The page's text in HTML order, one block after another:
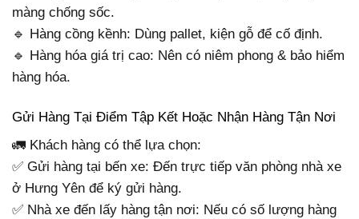
màng chống sốc.
🔹 Hàng cồng kềnh: Dùng pallet, kiện gỗ để cố định.
🔹 Hàng hóa giá trị cao: Nên có niêm phong & bảo hiểm
hàng hóa.
Gửi Hàng Tại Điểm Tập Kết Hoặc Nhận Hàng Tận Nơi
🚛 Khách hàng có thể lựa chọn:
✅ Gửi hàng tại bến xe: Đến trực tiếp văn phòng nhà xe
ở Hưng Yên để ký gửi hàng.
✅ Nhà xe đến lấy hàng tận nơi: Nếu có số lượng hàng